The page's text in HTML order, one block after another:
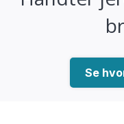
BLOG
JOBS
Se